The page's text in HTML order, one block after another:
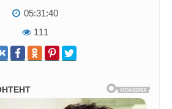
05:31:40
111